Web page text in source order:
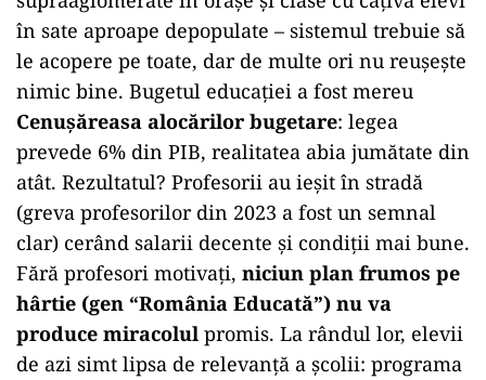
în sate aproape depopulate – sistemul trebuie să
le acopere pe toate, dar de multe ori nu reușește
nimic bine. Bugetul educației a fost mereu
Cenușăreasa alocărilor bugetare: legea
prevede 6% din PIB, realitatea abia jumătate din
atât. Rezultatul? Profesorii au ieșit în stradă
(greva profesorilor din 2023 a fost un semnal
clar) cerând salarii decente și condiții mai bune.
Fără profesori motivați, niciun plan frumos pe
hârtie (gen “România Educată”) nu va
produce miracolul promis. La rândul lor, elevii
de azi simt lipsa de relevanță a școlii: programa